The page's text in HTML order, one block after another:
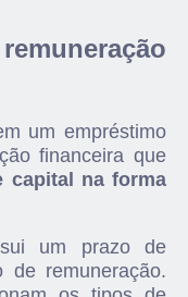
um empréstimo
financeira que
capital na forma
um prazo de
de remuneração.